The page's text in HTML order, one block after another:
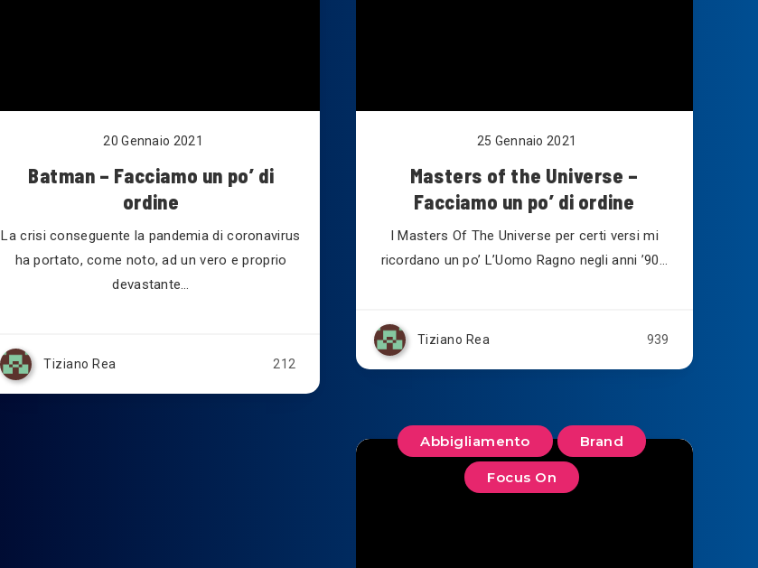
25 Gennaio 2021
Masters of the Universe –
Facciamo un po’ di ordine
I Masters Of The Universe per certi versi mi
ricordano un po’ L’Uomo Ragno negli anni ’90…
Tiziano Rea 939
20 Gennaio 2021
Batman – Facciamo un po’ di
ordine
La crisi conseguente la pandemia di coronavirus
ha portato, come noto, ad un vero e proprio
devastante…
Tiziano Rea 212
Abbigliamento Brand
Focus On